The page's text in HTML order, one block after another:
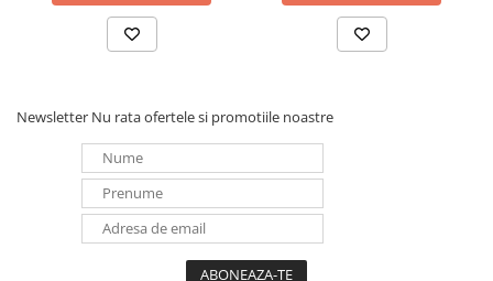
Newsletter Nu rata ofertele si promotiile noastre